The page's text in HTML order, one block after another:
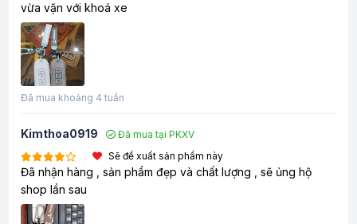
vừa vặn với khoá xe
Đã mua khoảng 4 tuần
Kimthoa0919
Đã mua tại PKXV
Sẽ đề xuất sản phẩm này
Đã nhận hàng , sản phẩm đẹp và chất lượng , sẽ ủng hộ
shop lần sau